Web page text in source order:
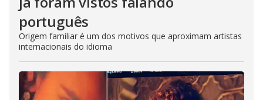
português
Origem familiar é um dos motivos que aproximam artistas
internacionais do idioma